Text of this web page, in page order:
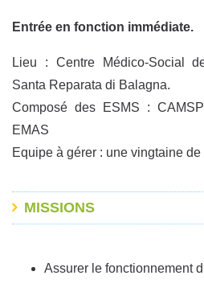
Entrée en fonction immédiate.
Lieu : Centre Médico-Social
Santa Reparata di Balagna.
Composé des ESMS :
EMAS
Equipe à gérer : une vingtaine
MISSIONS
Assurer le fonctionnement